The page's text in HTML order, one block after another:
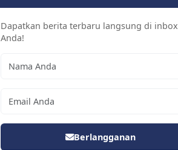
Dapatkan berita terbaru langsung di inbox
Anda!
Berlangganan